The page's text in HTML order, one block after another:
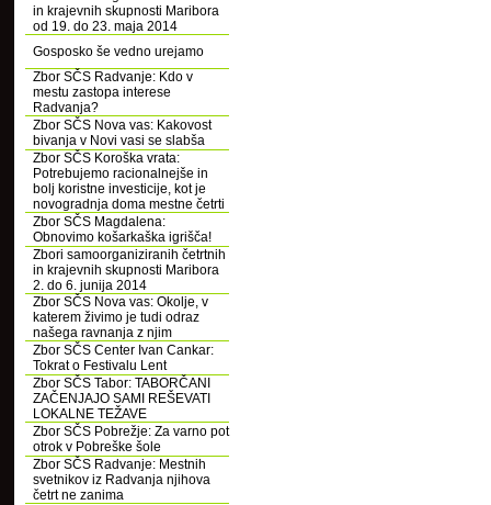
in krajevnih skupnosti Maribora
od 19. do 23. maja 2014
Gosposko še vedno urejamo
Zbor SČS Radvanje: Kdo v
mestu zastopa interese
Radvanja?
Zbor SČS Nova vas: Kakovost
bivanja v Novi vasi se slabša
Zbor SČS Koroška vrata:
Potrebujemo racionalnejše in
bolj koristne investicije, kot je
novogradnja doma mestne četrti
Zbor SČS Magdalena:
Obnovimo košarkaška igrišča!
Zbori samoorganiziranih četrtnih
in krajevnih skupnosti Maribora
2. do 6. junija 2014
Zbor SČS Nova vas: Okolje, v
katerem živimo je tudi odraz
našega ravnanja z njim
Zbor SČS Center Ivan Cankar:
Tokrat o Festivalu Lent
Zbor SČS Tabor: TABORČANI
ZAČENJAJO SAMI REŠEVATI
LOKALNE TEŽAVE
Zbor SČS Pobrežje: Za varno pot
otrok v Pobreške šole
Zbor SČS Radvanje: Mestnih
svetnikov iz Radvanja njihova
četrt ne zanima